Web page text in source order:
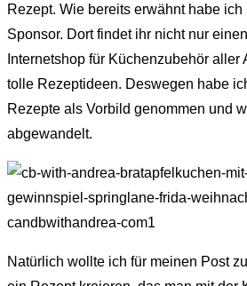
Rezept. Wie bereits erwähnt habe
Sponsor. Dort findet ihr nicht nur
Internetshop für Küchenzubehör aller
tolle Rezeptideen. Deswegen habe
Rezepte als Vorbild genommen und
abgewandelt.
Natürlich wollte ich für meinen Post